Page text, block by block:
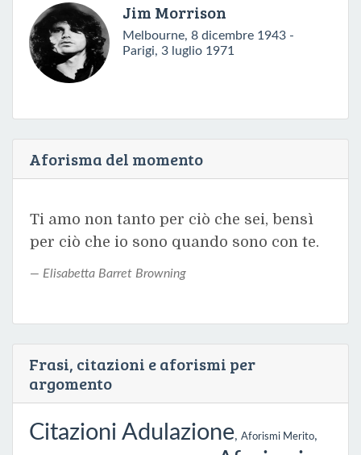
Jim Morrison
Melbourne, 8 dicembre 1943 -
Parigi, 3 luglio 1971
Aforisma del momento
Ti amo non tanto per ciò che sei, bensì
per ciò che io sono quando sono con te.
Elisabetta Barret Browning
Frasi, citazioni e aforismi per
argomento
Citazioni Adulazione, Aforismi Merito,